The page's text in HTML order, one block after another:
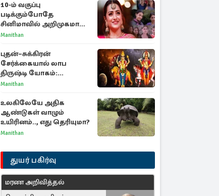
10-ம் வகுப்பு
படிக்கும்போதே
சினிமாவில் அறிமுகமான
த்ரிஷா! உண்மையை
காந்தி
Manithan
புதன்–சுக்கிரன்
சேர்க்கையால் லாப
திருஷ்டி யோகம்:
அதிர்ஷ்டம் பெறும் டாப் 3
Manithan
உலகிலேயே அதிக
ஆண்டுகள் வாழும்
உயிரினம்.., எது தெரியுமா?
Manithan
துயர் பகிர்வு
மரண அறிவித்தல்